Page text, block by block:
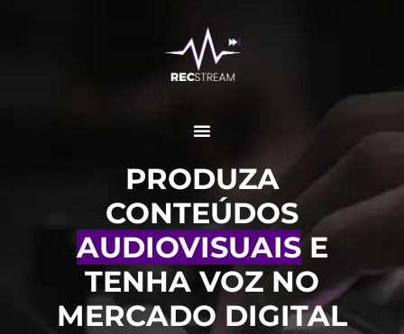
PRODUZA
CONTEÚDOS
AUDIOVISUAISE
TENHA VOZ NO
MERCADO DIGITAL